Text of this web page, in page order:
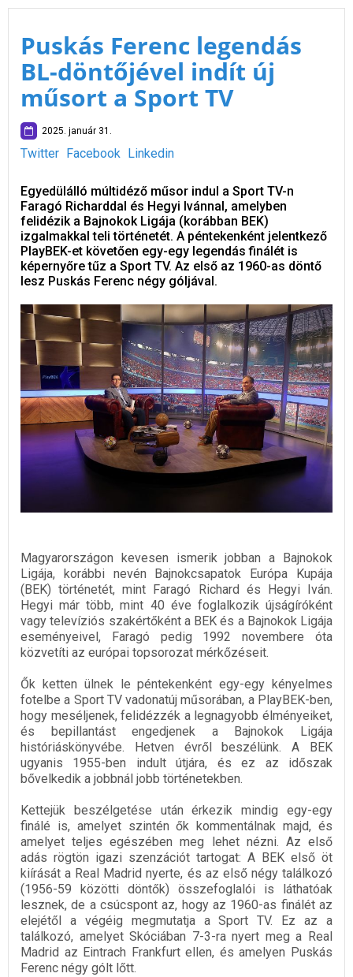
Puskás Ferenc legendás
BL-döntőjével indít új
műsort a Sport TV
2025. január 31.
Twitter Facebook Linkedin
Egyedülálló múltidéző műsor indul a Sport TV-n
Faragó Richarddal és Hegyi Ivánnal, amelyben
felidézik a Bajnokok Ligája (korábban BEK)
izgalmakkal teli történetét. A péntekenként jelentkező
PlayBEK-et követően egy-egy legendás finálét is
képernyőre tűz a Sport TV. Az első az 1960-as döntő
lesz Puskás Ferenc négy góljával.
Magyarországon kevesen ismerik jobban a Bajnokok
Ligája, korábbi nevén Bajnokcsapatok Európa Kupája
(BEK) történetét, mint Faragó Richard és Hegyi Iván.
Hegyi már több, mint 40 éve foglalkozik újságíróként
vagy televíziós szakértőként a BEK és a Bajnokok Ligája
eseményeivel, Faragó pedig 1992 novembere óta
közvetíti az európai topsorozat mérkőzéseit.
Ők ketten ülnek le péntekenként egy-egy kényelmes
fotelbe a Sport TV vadonatúj műsorában, a PlayBEK-ben,
hogy meséljenek, felidézzék a legnagyobb élményeiket,
és bepillantást engedjenek a Bajnokok Ligája
históriáskönyvébe. Hetven évről beszélünk. A BEK
ugyanis 1955-ben indult útjára, és ez az időszak
bővelkedik a jobbnál jobb történetekben.
Kettejük beszélgetése után érkezik mindig egy-egy
finálé is, amelyet szintén ők kommentálnak majd, és
amelyet teljes egészében meg lehet nézni. Az első
adás rögtön igazi szenzációt tartogat: A BEK első öt
kiírását a Real Madrid nyerte, és az első négy találkozó
(1956-59 közötti döntők) összefoglalói is láthatóak
lesznek, de a csúcspont az, hogy az 1960-as finálét az
elejétől a végéig megmutatja a Sport TV. Ez az a
találkozó, amelyet Skóciában 7-3-ra nyert meg a Real
Madrid az Eintrach Frankfurt ellen, és amelyen Puskás
Ferenc négy gólt lőtt.